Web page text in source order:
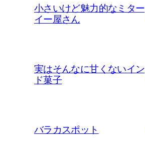
小さいけど魅力的なミター
イー屋さん
実はそんなに甘くないイン
ド菓子
バラカスポット